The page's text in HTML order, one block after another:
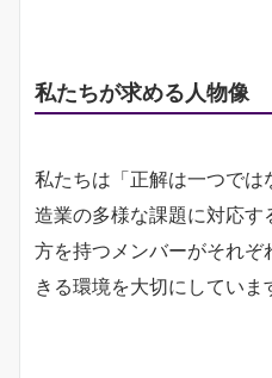
私たちが求める人物像
私たちは「正解は一つでは
造業の多様な課題に対応す
方を持つメンバーがそれ
きる環境を大切にしていま